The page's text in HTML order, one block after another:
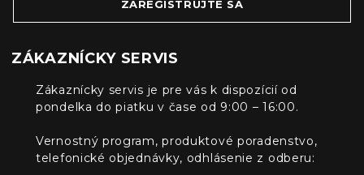
ZAREGISTRUJTE SA
ZÁKAZNÍCKY SERVIS
Zákaznícky servis je pre vás k dispozícií od
pondelka do piatku v čase od 9:00 – 16:00.
Vernostný program, produktové poradenstvo,
telefonické objednávky, odhlásenie z odberu: